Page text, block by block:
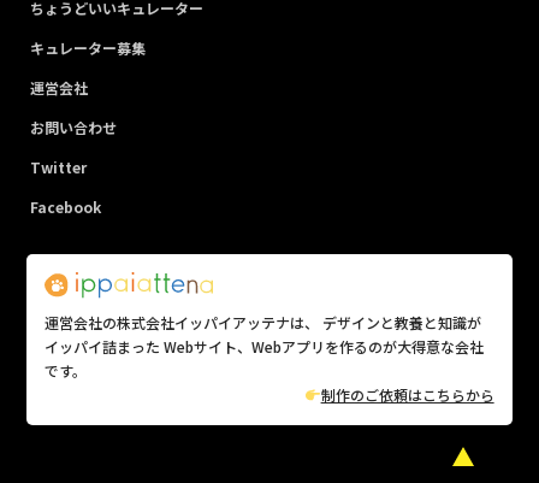
ちょうどいいキュレーター
キュレーター募集
運営会社
お問い合わせ
Twitter
Facebook
運営会社の株式会社イッパイアッテナは、 デザインと教養と知識が
イッパイ詰まった Webサイト、Webアプリを作るのが大得意な会社
です。
制作のご依頼はこちらから